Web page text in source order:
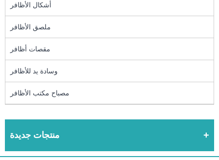
أشكال الأظافر
ملصق الأظافر
مقصات أظافر
وسادة يد للأظافر
مصباح مكتب الأظافر
منتجات جديدة